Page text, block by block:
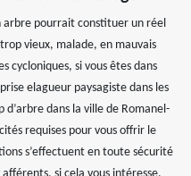
arbre pourrait constituer un réel
vieux, malade, en mauvais
cycloniques, si vous êtes dans
elagueur paysagiste dans les
dans la ville de Romanel-
requises pour vous offrir le
s’effectuent en toute sécurité